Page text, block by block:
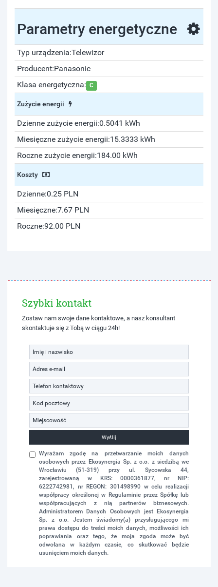
Parametry energetyczne
Typ urządzenia:Telewizor
Producent:Panasonic
Klasa energetyczna: C
Zużycie energii
Dzienne zużycie energii:0.5041 kWh
Miesięczne zużycie energii:15.3333 kWh
Roczne zużycie energii:184.00 kWh
Koszty
Dzienne:0.25 PLN
Miesięczne:7.67 PLN
Roczne:92.00 PLN
Szybki kontakt
Zostaw nam swoje dane kontaktowe, a nasz konsultant
skontaktuje się z Tobą w ciągu 24h!
Wyślij
Wyrażam zgodę na przetwarzanie moich danych
osobowych przez Ekosynergia Sp. z o.o. z siedzibą we
Wrocławiu (51-319) przy ul. Sycowska 44,
zarejestrowaną w KRS: 0000361877, nr NIP:
6222742981, nr REGON: 301498990 w celu realizacji
współpracy określonej w Regulaminie przez Spółkę lub
współpracujących z nią partnerów biznesowych.
Administratorem Danych Osobowych jest Ekosynergia
Sp. z o.o. Jestem świadomy(a) przysługującego mi
prawa dostępu do treści moich danych, możliwości ich
poprawiania oraz tego, że moja zgoda może być
odwołana w każdym czasie, co skutkować będzie
usunięciem moich danych.